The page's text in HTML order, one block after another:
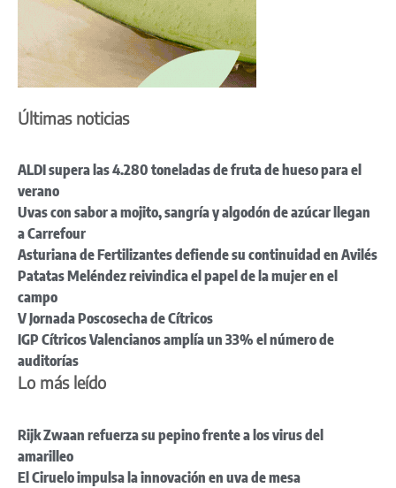
Últimas noticias
ALDI supera las 4.280 toneladas de fruta de hueso para el
verano
Uvas con sabor a mojito, sangría y algodón de azúcar llegan
a Carrefour
Asturiana de Fertilizantes defiende su continuidad en Avilés
Patatas Meléndez reivindica el papel de la mujer en el
campo
V Jornada Poscosecha de Cítricos
IGP Cítricos Valencianos amplía un 33% el número de
auditorías
Lo más leído
Rijk Zwaan refuerza su pepino frente a los virus del
amarilleo
El Ciruelo impulsa la innovación en uva de mesa